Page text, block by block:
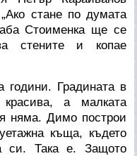
стане по думата
Стоименка ще се
стените и копае
години. Градината в
а малката
няма. Димо построи
къща, където
си. Така е. Защото